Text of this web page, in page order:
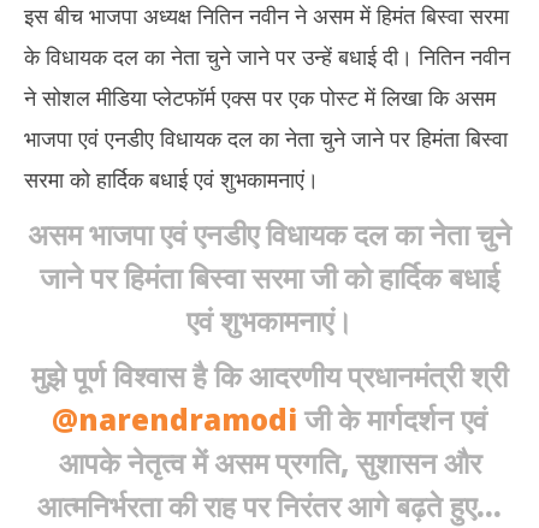
इस बीच भाजपा अध्यक्ष नितिन नवीन ने असम में हिमंत बिस्वा सरमा
के विधायक दल का नेता चुने जाने पर उन्हें बधाई दी। नितिन नवीन
ने सोशल मीडिया प्लेटफॉर्म एक्स पर एक पोस्ट में लिखा कि असम
भाजपा एवं एनडीए विधायक दल का नेता चुने जाने पर हिमंता बिस्वा
सरमा को हार्दिक बधाई एवं शुभकामनाएं।
असम भाजपा एवं एनडीए विधायक दल का नेता चुने
जाने पर हिमंता बिस्वा सरमा जी को हार्दिक बधाई
एवं शुभकामनाएं।
मुझे पूर्ण विश्वास है कि आदरणीय प्रधानमंत्री श्री
@narendramodi जी के मार्गदर्शन एवं
आपके नेतृत्व में असम प्रगति, सुशासन और
आत्मनिर्भरता की राह पर निरंतर आगे बढ़ते हुए…